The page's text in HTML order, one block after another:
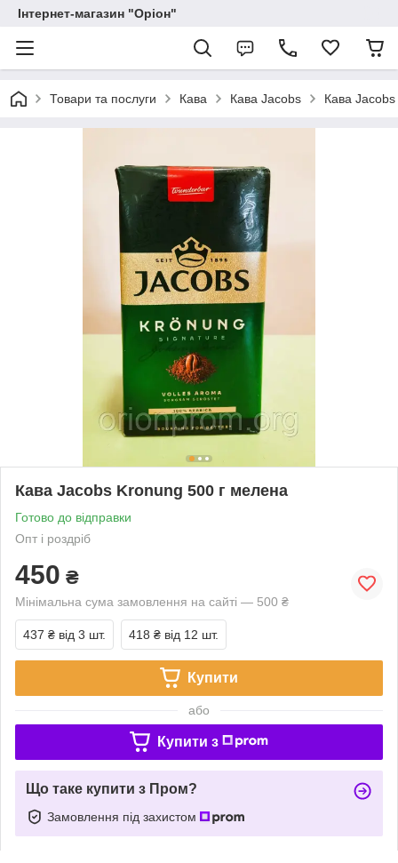
Інтернет-магазин "Оріон"
Товари та послуги Кава Кава Jacobs Кава
Кава Jacobs Kronung 500 г мелена
Готово до відправки
Опт і роздріб
450 ₴
Мінімальна сума замовлення на сайті — 500 ₴
437 ₴ від 3 шт. 418 ₴ від 12 шт.
Купити
або
Купити з
Що таке купити з Пром?
Замовлення під захистом